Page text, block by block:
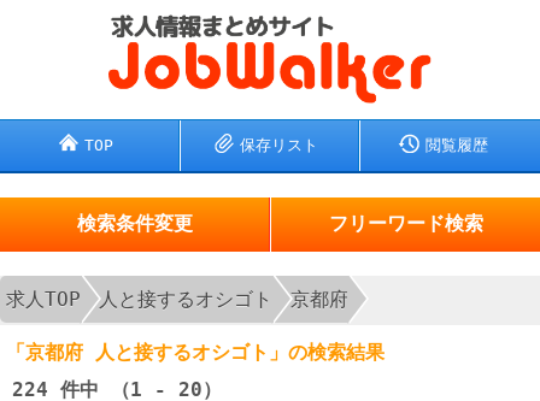
TOP 保存リスト 閲覧履歴
検索条件変更 フリーワード検索
求人TOP 人と接するオシゴト 京都府
「京都府 人と接するオシゴト」の検索結果
224 件中 （1 - 20）